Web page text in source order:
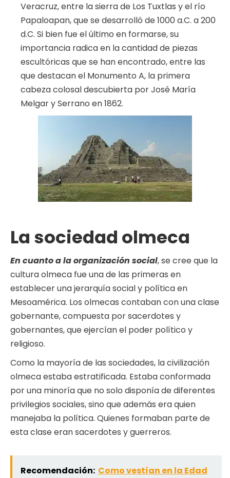
Veracruz, entre la sierra de Los Tuxtlas y el río
Papaloapan, que se desarrolló de 1000 a.C. a 200
d.C. Si bien fue el último en formarse, su
importancia radica en la cantidad de piezas
escultóricas que se han encontrado, entre las
que destacan el Monumento A, la primera
cabeza colosal descubierta por José María
Melgar y Serrano en 1862.
La sociedad olmeca
En cuanto a la organización social, se cree que la
cultura olmeca fue una de las primeras en
establecer una jerarquía social y política en
Mesoamérica. Los olmecas contaban con una clase
gobernante, compuesta por sacerdotes y
gobernantes, que ejercían el poder político y
religioso.
Como la mayoría de las sociedades, la civilización
olmeca estaba estratificada. Estaba conformada
por una minoría que no solo disponía de diferentes
privilegios sociales, sino que además era quien
manejaba la política. Quienes formaban parte de
esta clase eran sacerdotes y guerreros.
Recomendación: Como vestían en la Edad